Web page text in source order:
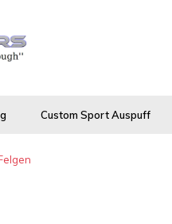
Custom Sport Auspuff